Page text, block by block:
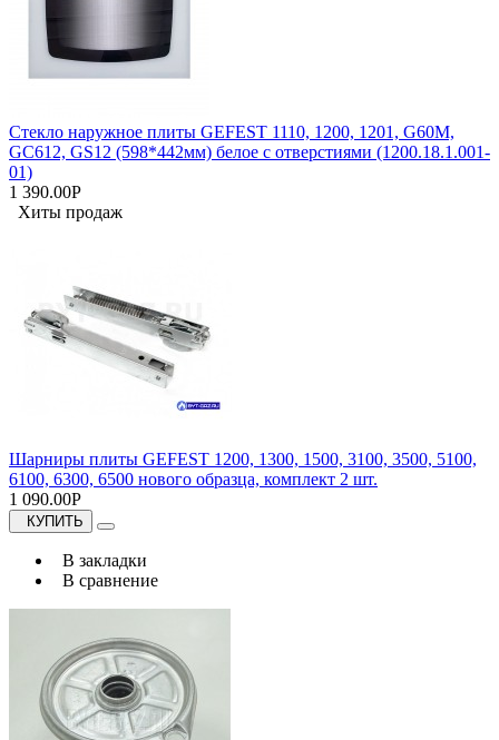
Стекло наружное плиты GEFEST 1110, 1200, 1201, G60M,
GC612, GS12 (598*442мм) белое с отверстиями (1200.18.1.001-
01)
1 390.00Р
Хиты продаж
Шарниры плиты GEFEST 1200, 1300, 1500, 3100, 3500, 5100,
6100, 6300, 6500 нового образца, комплект 2 шт.
1 090.00Р
КУПИТЬ
В закладки
В сравнение